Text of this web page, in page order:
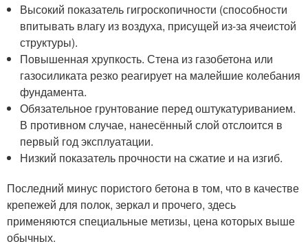
Высокий показатель гигроскопичности (способности
впитывать влагу из воздуха, присущей из-за ячеистой
структуры).
Повышенная хрупкость. Стена из газобетона или
газосиликата резко реагирует на малейшие колебания
фундамента.
Обязательное грунтование перед оштукатуриванием.
В противном случае, нанесённый слой отслоится в
первый год эксплуатации.
Низкий показатель прочности на сжатие и на изгиб.
Последний минус пористого бетона в том, что в качестве
крепежей для полок, зеркал и прочего, здесь
применяются специальные метизы, цена которых выше
обычных.